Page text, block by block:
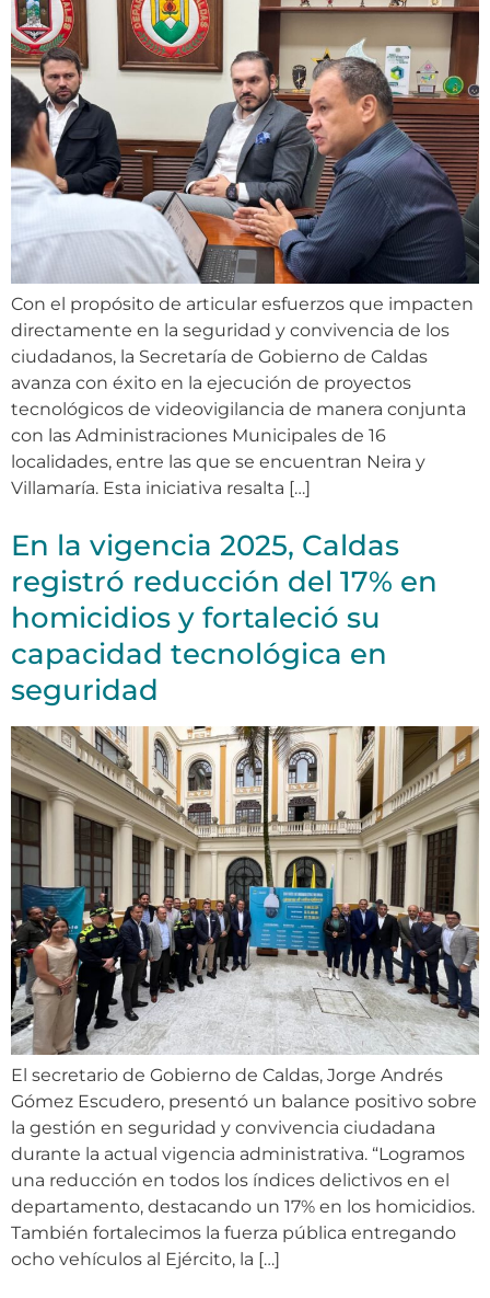
Con el propósito de articular esfuerzos que impacten
directamente en la seguridad y convivencia de los
ciudadanos, la Secretaría de Gobierno de Caldas
avanza con éxito en la ejecución de proyectos
tecnológicos de videovigilancia de manera conjunta
con las Administraciones Municipales de 16
localidades, entre las que se encuentran Neira y
Villamaría. Esta iniciativa resalta […]
En la vigencia 2025, Caldas
registró reducción del 17% en
homicidios y fortaleció su
capacidad tecnológica en
seguridad
El secretario de Gobierno de Caldas, Jorge Andrés
Gómez Escudero, presentó un balance positivo sobre
la gestión en seguridad y convivencia ciudadana
durante la actual vigencia administrativa. “Logramos
una reducción en todos los índices delictivos en el
departamento, destacando un 17% en los homicidios.
También fortalecimos la fuerza pública entregando
ocho vehículos al Ejército, la […]